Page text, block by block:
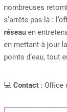
nombreuses
s’arrête pas là :
réseau en
en mettant à jour
points d’eau, tout
💻 Contact : Office